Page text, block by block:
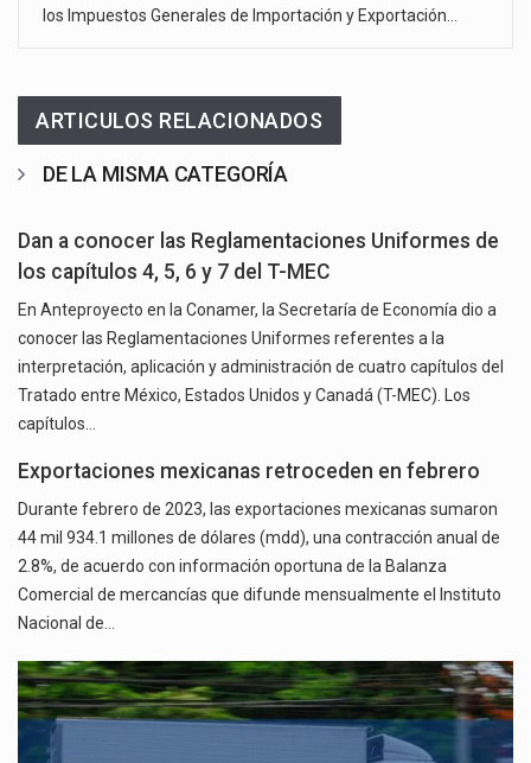
los Impuestos Generales de Importación y Exportación…
ARTICULOS RELACIONADOS
DE LA MISMA CATEGORÍA
Dan a conocer las Reglamentaciones Uniformes de
los capítulos 4, 5, 6 y 7 del T-MEC
En Anteproyecto en la Conamer, la Secretaría de Economía dio a
conocer las Reglamentaciones Uniformes referentes a la
interpretación, aplicación y administración de cuatro capítulos del
Tratado entre México, Estados Unidos y Canadá (T-MEC). Los
capítulos…
Exportaciones mexicanas retroceden en febrero
Durante febrero de 2023, las exportaciones mexicanas sumaron
44 mil 934.1 millones de dólares (mdd), una contracción anual de
2.8%, de acuerdo con información oportuna de la Balanza
Comercial de mercancías que difunde mensualmente el Instituto
Nacional de…